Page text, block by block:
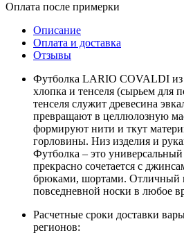
Оплата после примерки
Описание
Оплата и доставка
Отзывы
Футболка LARIO COVALDI из
хлопка и тенселя (сырьем для
тенселя служит древесина
превращают в целлюлозную
формируют нити и ткут
горловины. Низ изделия и
Футболка – это универсальный
прекрасно сочетается с
брюками, шортами. Отличный
повседневной носки в любое
Расчетные сроки доставки
регионов: